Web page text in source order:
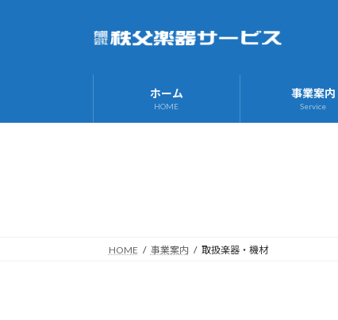
ス
ン
ホーム
HOME
事業案内
Service
HOME 事業案内 取扱楽器・機材